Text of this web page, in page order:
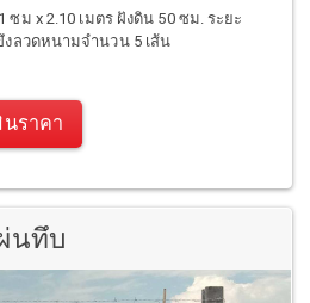
ซม x 2.10 เมตร ฝังดิน 50 ซม. ระยะ
งลวดหนามจำนวน 5 เส้น
นราคา
นทึบ